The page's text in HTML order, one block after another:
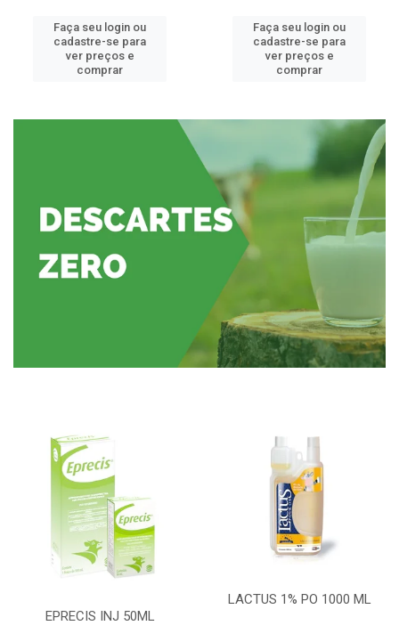
Faça seu login ou
cadastre-se para
ver preços e
comprar
Faça seu login ou
cadastre-se para
ver preços e
comprar
EPRECIS INJ 50ML
LACTUS 1% PO 1000 ML